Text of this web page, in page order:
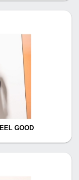
GOOD